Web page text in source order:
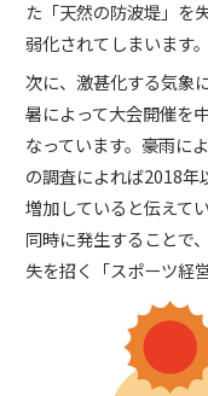
た「天然の防波堤」を
弱化されてしまいます。
次に、激甚化する気象
暑によって大会開催を
なっています。豪雨に
の調査によれば2018年
増加していると伝えて
同時に発生することで
失を招く「スポーツ経